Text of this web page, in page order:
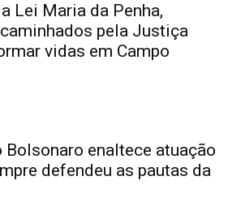
Lei Maria da Penha,
pela Justiça
vidas em Campo
Bolsonaro enaltece atuação
defendeu as pautas da